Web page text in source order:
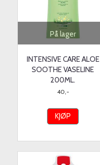
På lager
INTENSIVE CARE ALOE
SOOTHE VASELINE
200ML.
40,-
KJØP